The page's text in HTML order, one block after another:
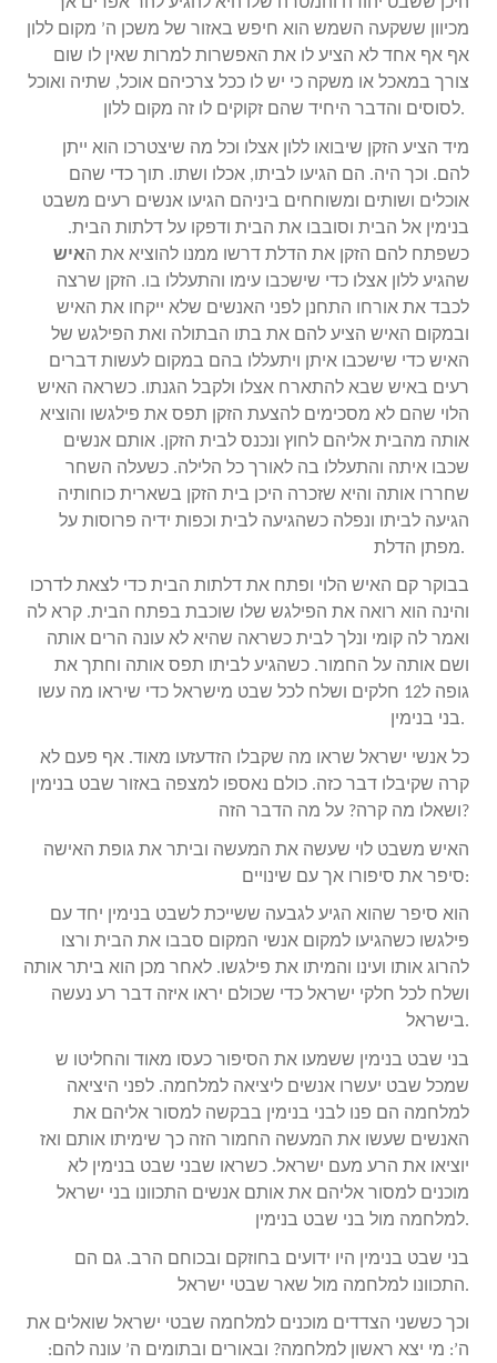
מכיוון ששקעה השמש הוא חיפש באזור של משכן ה’ מקום ללון
אף אף אחד לא הציע לו את האפשרות למרות שאין לו שום
צורך במאכל או משקה כי יש לו ככל צרכיהם אוכל, שתיה ואוכל
לסוסים והדבר היחיד שהם זקוקים לו זה מקום ללון.
מיד הציע הזקן שיבואו ללון אצלו וכל מה שיצטרכו הוא ייתן
להם. וכך היה. הם הגיעו לביתו, אכלו ושתו. תוך כדי שהם
אוכלים ושותים ומשוחחים ביניהם הגיעו אנשים רעים משבט
בנימין אל הבית וסובבו את הבית ודפקו על דלתות הבית.
כשפתח להם הזקן את הדלת דרשו ממנו להוציא את האיש
שהגיע ללון אצלו כדי שישכבו עימו והתעללו בו. הזקן שרצה
לכבד את אורחו התחנן לפני האנשים שלא ייקחו את האיש
ובמקום האיש הציע להם את בתו הבתולה ואת הפילגש של
האיש כדי שישכבו איתן ויתעללו בהם במקום לעשות דברים
רעים באיש שבא להתארח אצלו ולקבל הגנתו. כשראה האיש
הלוי שהם לא מסכימים להצעת הזקן תפס את פילגשו והוציא
אותה מהבית אליהם לחוץ ונכנס לבית הזקן. אותם אנשים
שכבו איתה והתעללו בה לאורך כל הלילה. כשעלה השחר
שחררו אותה והיא שזכרה היכן בית הזקן בשארית כוחותיה
הגיעה לביתו ונפלה כשהגיעה לבית וכפות ידיה פרוסות על
מפתן הדלת.
בבוקר קם האיש הלוי ופתח את דלתות הבית כדי לצאת לדרכו
והינה הוא רואה את הפילגש שלו שוכבת בפתח הבית. קרא לה
ואמר לה קומי ונלך לבית כשראה שהיא לא עונה הרים אותה
ושם אותה על החמור. כשהגיע לביתו תפס אותה וחתך את
גופה ל12 חלקים ושלח לכל שבט מישראל כדי שיראו מה עשו
בני בנימין.
כל אנשי ישראל שראו מה שקבלו הזדעזעו מאוד. אף פעם לא
קרה שקיבלו דבר כזה. כולם נאספו למצפה באזור שבט בנימין
ושאלו מה קרה? על מה הדבר הזה?
האיש משבט לוי שעשה את המעשה וביתר את גופת האישה
סיפר את סיפורו אך עם שינויים:
הוא סיפר שהוא הגיע לגבעה ששייכת לשבט בנימין יחד עם
פילגשו כשהגיעו למקום אנשי המקום סבבו את הבית ורצו
להרוג אותו ועינו והמיתו את פילגשו. לאחר מכן הוא ביתר אותה
ושלח לכל חלקי ישראל כדי שכולם יראו איזה דבר רע נעשה
בישראל.
בני שבט בנימין ששמעו את הסיפור כעסו מאוד והחליטו ש
שמכל שבט יעשרו אנשים ליציאה למלחמה. לפני היציאה
למלחמה הם פנו לבני בנימין בבקשה למסור אליהם את
האנשים שעשו את המעשה החמור הזה כך שימיתו אותם ואז
יוציאו את הרע מעם ישראל. כשראו שבני שבט בנימין לא
מוכנים למסור אליהם את אותם אנשים התכוונו בני ישראל
למלחמה מול בני שבט בנימין.
בני שבט בנימין היו ידועים בחוזקם ובכוחם הרב. גם הם
התכוונו למלחמה מול שאר שבטי ישראל.
וכך כששני הצדדים מוכנים למלחמה שבטי ישראל שואלים את
ה’: מי יצא ראשון למלחמה? ובאורים ובתומים ה’ עונה להם: